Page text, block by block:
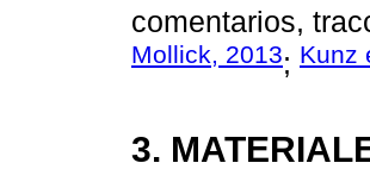
comentarios,
Mollick, 2013; Kunz
3.